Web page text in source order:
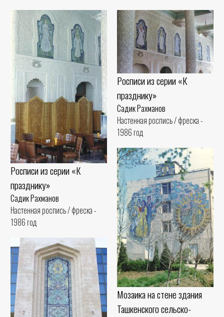
Росписи из серии «К
празднику»
Садик Рахманов
Настенная роспись / фреска -
1986 год
Росписи из серии «К
празднику»
Садик Рахманов
Настенная роспись / фреска -
1986 год
Мозаика на стене здания
Ташкенского сельско-